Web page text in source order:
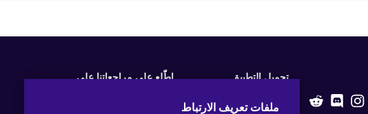
تحميل التطبيق اطّلع على مراجعاتنا على
ملفات تعريف الارتباط